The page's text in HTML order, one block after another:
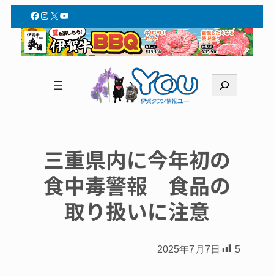
Facebook
Instagram
X YouTube
索
三重県内に今年初の
食中毒警報 食品の
取り扱いに注意
2025年7月7日 5